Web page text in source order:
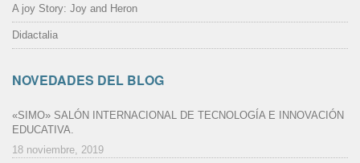
A joy Story: Joy and Heron
Didactalia
NOVEDADES DEL BLOG
«SIMO» SALÓN INTERNACIONAL DE TECNOLOGÍA E INNOVACIÓN
EDUCATIVA.
18 noviembre, 2019